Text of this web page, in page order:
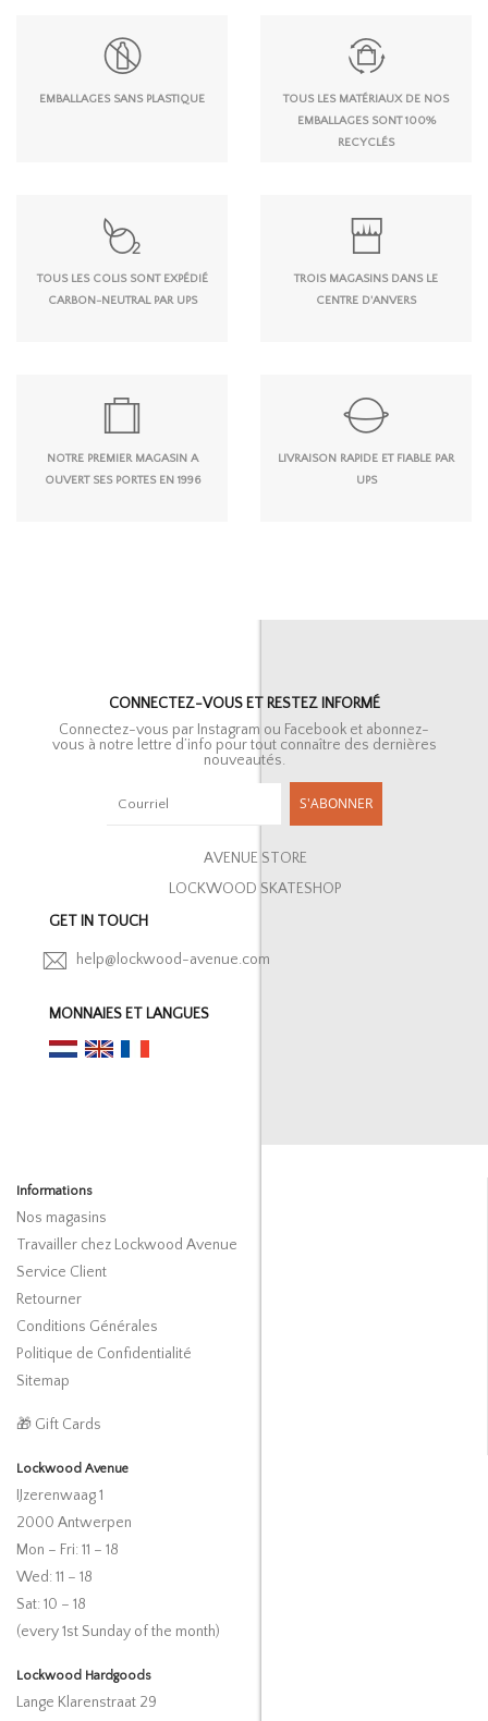
EMBALLAGES SANS PLASTIQUE
TOUS LES MATÉRIAUX DE NOS
EMBALLAGES SONT 100%
RECYCLÉS
TOUS LES COLIS SONT EXPÉDIÉ
CARBON-NEUTRAL PAR UPS
TROIS MAGASINS DANS LE
CENTRE D'ANVERS
NOTRE PREMIER MAGASIN A
OUVERT SES PORTES EN 1996
LIVRAISON RAPIDE ET FIABLE PAR
UPS
CONNECTEZ-VOUS ET RESTEZ INFORMÉ
Connectez-vous par Instagram ou Facebook et abonnez-
vous à notre lettre d’info pour tout connaître des dernières
nouveautés.
S'ABONNER
AVENUE STORE
LOCKWOOD SKATESHOP
GET IN TOUCH
help@lockwood-avenue.com
MONNAIES ET LANGUES
Informations
Nos magasins
Travailler chez Lockwood Avenue
Service Client
Retourner
Conditions Générales
Politique de Confidentialité
Sitemap
🎁 Gift Cards
Lockwood Avenue
IJzerenwaag 1
2000 Antwerpen
Mon – Fri: 11 – 18
Wed: 11 – 18
Sat: 10 – 18
(every 1st Sunday of the month)
Lockwood Hardgoods
Lange Klarenstraat 29